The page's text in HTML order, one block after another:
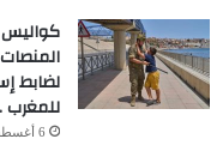
لضابط
للمغرب .
6 أغسطس 2026